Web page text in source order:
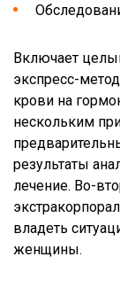
Включает
экспресс-
крови на
нескольким
результаты
лечение. Во-
владеть
женщины.